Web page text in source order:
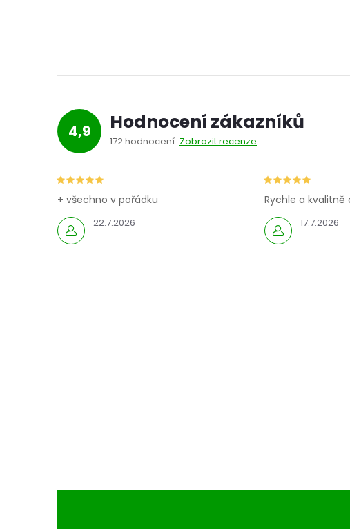
l
4,9 Hodnocení zákazníků
172 hodnocení Zobrazit recenze
22.7.2026
+ všechno v pořádku
17.7.2026
Rychle a kvalitně